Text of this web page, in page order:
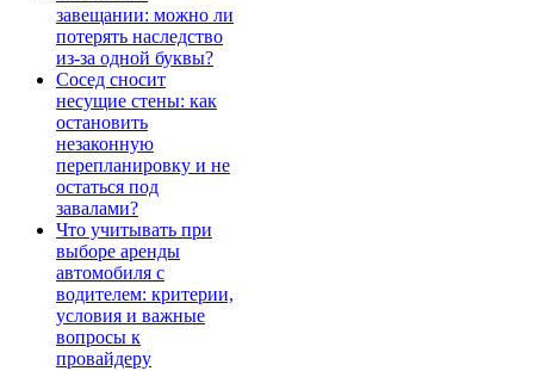
завещании: можно ли
потерять наследство
из-за одной буквы?
Сосед сносит
несущие стены: как
остановить
незаконную
перепланировку и не
остаться под
завалами?
Что учитывать при
выборе аренды
автомобиля с
водителем: критерии,
условия и важные
вопросы к
провайдеру